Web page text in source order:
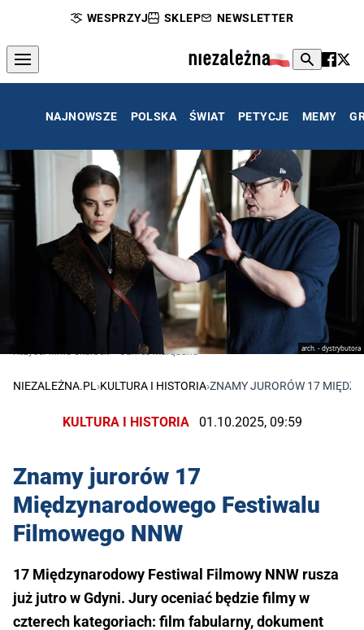
WESPRZYJ SKLEP NEWSLETTER
NAJNOWSZE POLSKA ŚWIAT PETYCJE MEMY
arch. - dystrybutora
Reżyser filmu Skarbek – James Marquand
NIEZALEŻNA.PL ›KULTURA I HISTORIA›ZNAMY JURORÓW 17
KULTURA I HISTORIA 01.10.2025, 09:59
Znamy jurorów 17
Międzynarodowego Festiwalu
Filmowego NNW
17 Międzynarodowy Festiwal Filmowy NNW rusza
już jutro w Gdyni. Jury oceniać będzie filmy w
czterech kategoriach: film fabularny, dokument